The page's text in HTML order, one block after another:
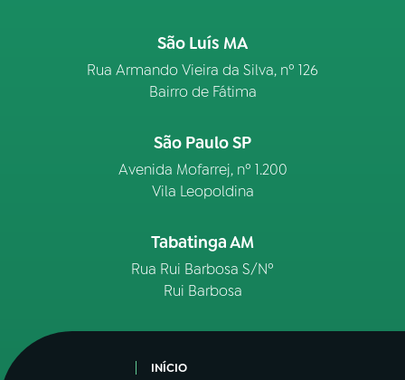
São Luís MA
Rua Armando Vieira da Silva, nº 126
Bairro de Fátima
São Paulo SP
Avenida Mofarrej, nº 1.200
Vila Leopoldina
Tabatinga AM
Rua Rui Barbosa S/Nº
Rui Barbosa
INÍCIO